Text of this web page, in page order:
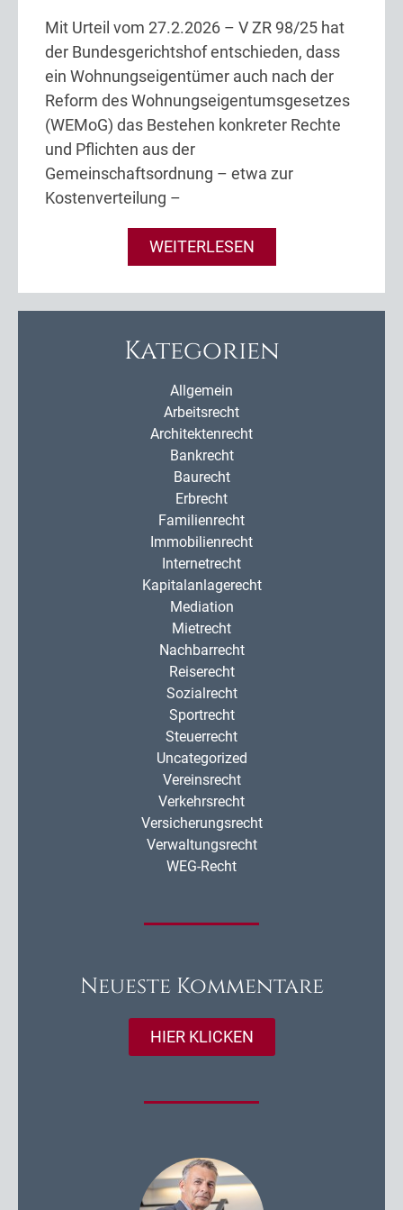
Mit Urteil vom 27.2.2026 – V ZR 98/25 hat
der Bundesgerichtshof entschieden, dass
ein Wohnungseigentümer auch nach der
Reform des Wohnungseigentumsgesetzes
(WEMoG) das Bestehen konkreter Rechte
und Pflichten aus der
Gemeinschaftsordnung – etwa zur
Kostenverteilung –
WEITERLESEN
Kategorien
Allgemein
Arbeitsrecht
Architektenrecht
Bankrecht
Baurecht
Erbrecht
Familienrecht
Immobilienrecht
Internetrecht
Kapitalanlagerecht
Mediation
Mietrecht
Nachbarrecht
Reiserecht
Sozialrecht
Sportrecht
Steuerrecht
Uncategorized
Vereinsrecht
Verkehrsrecht
Versicherungsrecht
Verwaltungsrecht
WEG-Recht
Neueste Kommentare
HIER KLICKEN